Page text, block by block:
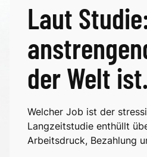
Laut
der Welt
Welcher Job ist der
Langzeitstudie enthüllt
Arbeitsdruck, Bezahlung